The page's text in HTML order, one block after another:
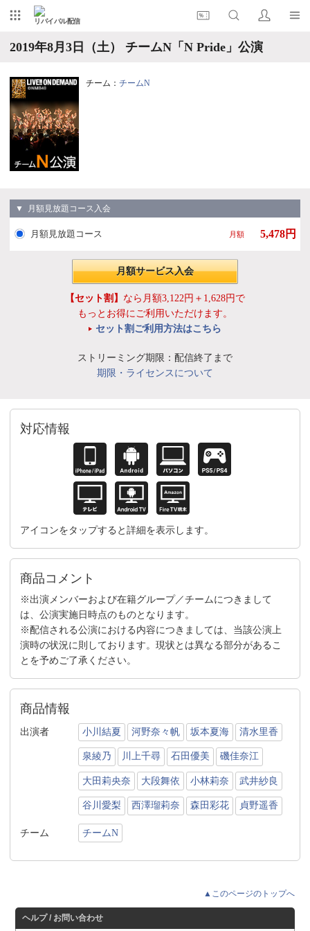
リバイバル配信
2019年8月3日（土） チームN「N Pride」公演
チーム： チームN
▼ 月額見放題コース入会
月額見放題コース 月額 5,478円
月額サービス入会
【セット割】 なら月額3,122円＋1,628円で
もっとお得にご利用いただけます。
セット割ご利用方法はこちら
ストリーミング期限：配信終了まで
期限・ライセンスについて
対応情報
アイコンをタップすると詳細を表示します。
商品コメント
※出演メンバーおよび在籍グループ／チームにつきまして
は、公演実施日時点のものとなります。
※配信される公演における内容につきましては、当該公演上
演時の状況に則しております。現状とは異なる部分があるこ
とを予めご了承ください。
商品情報
出演者 小川結夏 河野奈々帆 坂本夏海 清水里香
泉綾乃 川上千尋 石田優美 磯佳奈江
大田莉央奈 大段舞依 小林莉奈 武井紗良
谷川愛梨 西澤瑠莉奈 森田彩花 貞野遥香
チーム チームN
▲このページのトップへ
ヘルプ / お問い合わせ